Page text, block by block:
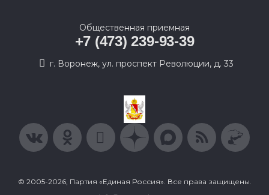
Общественная приемная
+7 (473) 239-93-39
г. Воронеж, ул. проспект Революции, д. 33
© 2005-2026, Партия «Единая Россия». Все права защищены.